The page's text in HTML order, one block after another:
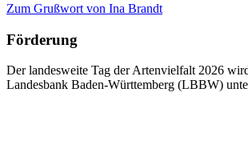
Zum Grußwort von Ina Brandt
Förderung
Der landesweite Tag der Artenvielfalt 2026
Landesbank Baden-Württemberg (LBBW)